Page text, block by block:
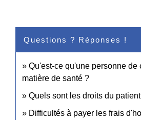
Questions ? Réponses !
Qu'est-ce qu'une personne de
matière de santé ?
Quels sont les droits du
Difficultés à payer les frais